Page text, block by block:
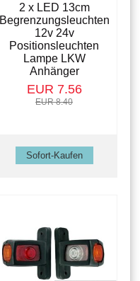
2 x LED 13cm
Begrenzungsleuchten
12v 24v
Positionsleuchten
Lampe LKW
Anhänger
EUR 7.56
EUR 8.40